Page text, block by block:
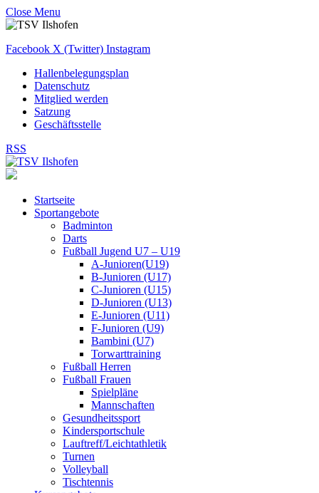
Close Menu
Facebook X (Twitter) Instagram
Hallenbelegungsplan
Datenschutz
Mitglied werden
Satzung
Geschäftsstelle
RSS
Startseite
Sportangebote
Badminton
Darts
Fußball Jugend U7 – U19
A-Junioren(U19)
B-Junioren (U17)
C-Junioren (U15)
D-Junioren (U13)
E-Junioren (U11)
F-Junioren (U9)
Bambini (U7)
Torwarttraining
Fußball Herren
Fußball Frauen
Spielpläne
Mannschaften
Gesundheitssport
Kindersportschule
Lauftreff/Leichtathletik
Turnen
Volleyball
Tischtennis